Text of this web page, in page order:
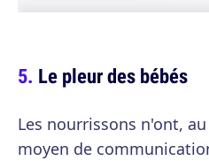
Le pleur des bébés
Les nourrissons n'ont,
moyen de